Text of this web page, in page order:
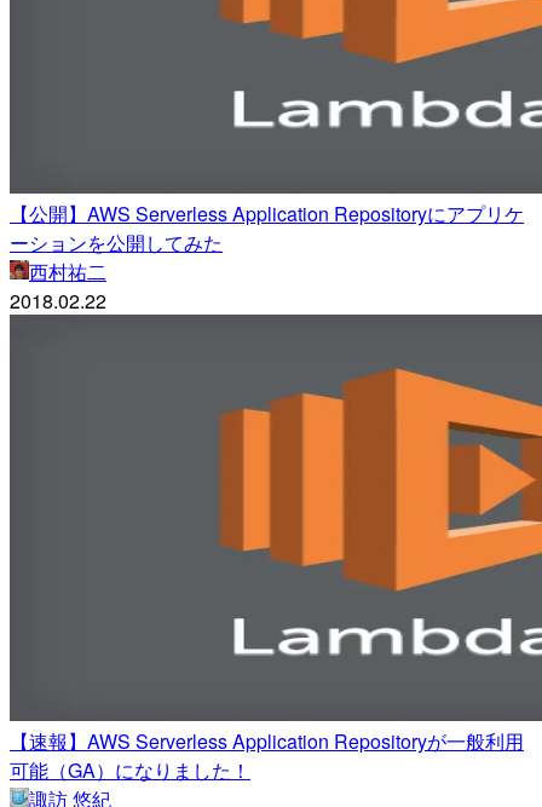
【公開】AWS Serverless Application Repositoryにアプリケ
ーションを公開してみた
西村祐二
2018.02.22
【速報】AWS Serverless Application Repositoryが一般利用
可能（GA）になりました！
諏訪 悠紀